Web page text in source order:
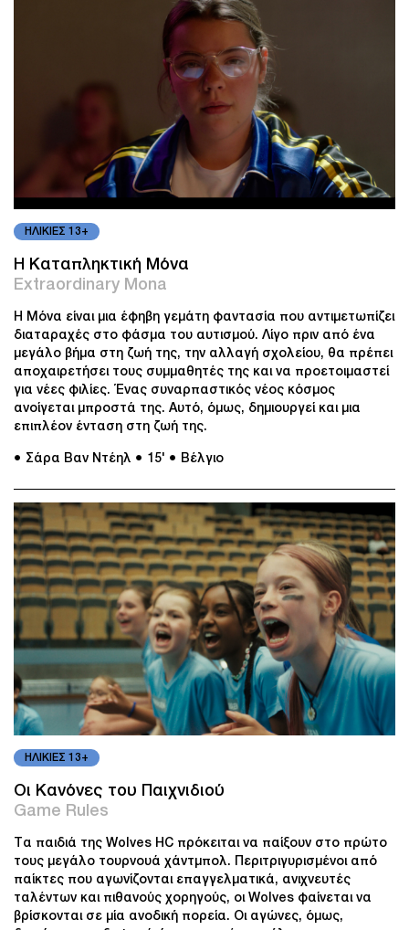
ΗΛΙΚΙΕΣ 13+
Η Καταπληκτική Μόνα
Extraordinary Mona
Η Μόνα είναι μια έφηβη γεμάτη φαντασία που αντιμετωπίζει
διαταραχές στο φάσμα του αυτισμού. Λίγο πριν από ένα
μεγάλο βήμα στη ζωή της, την αλλαγή σχολείου, θα πρέπει
αποχαιρετήσει τους συμμαθητές της και να προετοιμαστεί
για νέες φιλίες. Ένας συναρπαστικός νέος κόσμος
ανοίγεται μπροστά της. Αυτό, όμως, δημιουργεί και μια
επιπλέον ένταση στη ζωή της.
● Σάρα Βαν Ντέηλ ● 15' ● Βέλγιο
ΗΛΙΚΙΕΣ 13+
Οι Κανόνες του Παιχνιδιού
Game Rules
Τα παιδιά της Wolves HC πρόκειται να παίξουν στο πρώτο
τους μεγάλο τουρνουά χάντμπολ. Περιτριγυρισμένοι από
παίκτες που αγωνίζονται επαγγελματικά, ανιχνευτές
ταλέντων και πιθανούς χορηγούς, οι Wolves φαίνεται να
βρίσκονται σε μία ανοδική πορεία. Οι αγώνες, όμως,